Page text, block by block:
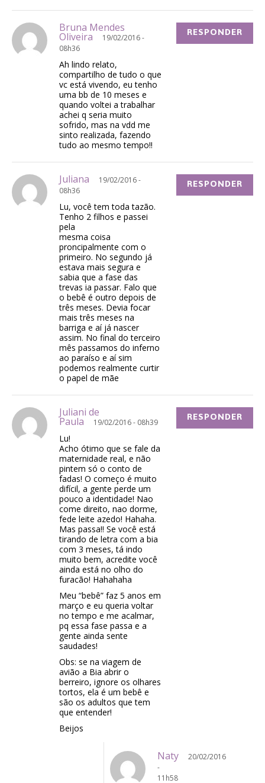
Bruna Mendes
Oliveira
19/02/2016 -
08h36
Ah lindo relato,
compartilho de tudo o que
vc está vivendo, eu tenho
uma bb de 10 meses e
quando voltei a trabalhar
achei q seria muito
sofrido, mas na vdd me
sinto realizada, fazendo
tudo ao mesmo tempo!!
RESPONDER
Juliana
19/02/2016 -
08h36
Lu, você tem toda tazão.
Tenho 2 filhos e passei
pela
mesma coisa
proncipalmente com o
primeiro. No segundo já
estava mais segura e
sabia que a fase das
trevas ia passar. Falo que
o bebê é outro depois de
três meses. Devia focar
mais três meses na
barriga e aí já nascer
assim. No final do terceiro
mês passamos do inferno
ao paraíso e aí sim
podemos realmente curtir
o papel de mãe
RESPONDER
Juliani de
Paula 19/02/2016 - 08h39
Lu!
Acho ótimo que se fale da
maternidade real, e não
pintem só o conto de
fadas! O começo é muito
difícil, a gente perde um
pouco a identidade! Nao
come direito, nao dorme,
fede leite azedo! Hahaha.
Mas passa!! Se você está
tirando de letra com a bia
com 3 meses, tá indo
muito bem, acredite você
ainda está no olho do
furacão! Hahahaha
Meu “bebê” faz 5 anos em
março e eu queria voltar
no tempo e me acalmar,
pq essa fase passa e a
gente ainda sente
saudades!
Obs: se na viagem de
avião a Bia abrir o
berreiro, ignore os olhares
tortos, ela é um bebê e
são os adultos que tem
que entender!
Beijos
RESPONDER
Naty
20/02/2016
-
11h58